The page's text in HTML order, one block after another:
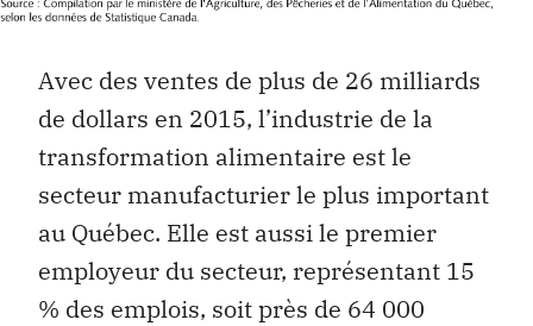
Avec des ventes de plus de 26 milliards
de dollars en 2015, l’industrie de la
transformation alimentaire est le
secteur manufacturier le plus important
au Québec. Elle est aussi le premier
employeur du secteur, représentant 15
% des emplois, soit près de 64 000